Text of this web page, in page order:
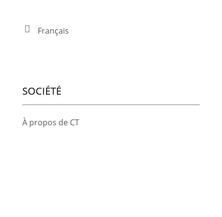
Français
SOCIÉTÉ
À propos de CT